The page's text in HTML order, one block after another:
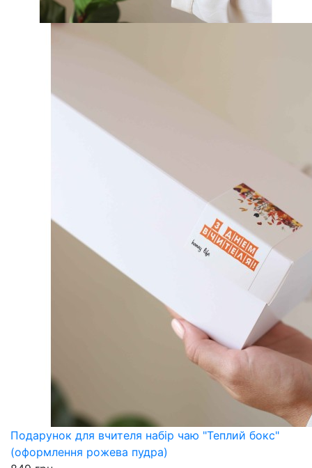
Подарунок для вчителя набір чаю "Теплий бокс"
(оформлення рожева пудра)